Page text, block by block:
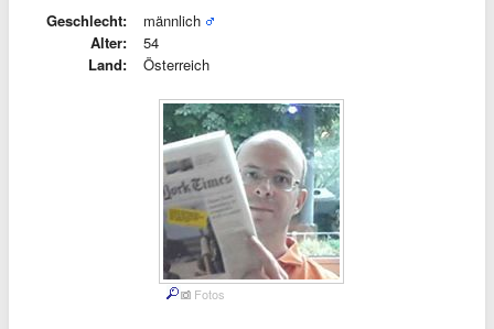
Geschlecht:
männlich
Alter:
54
Land:
Österreich
Fotos